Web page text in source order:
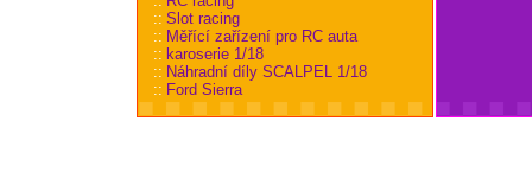
:: Slot racing
:: Měřící zařízení pro RC auta
:: karoserie 1/18
:: Náhradní díly SCALPEL 1/18
:: Ford Sierra